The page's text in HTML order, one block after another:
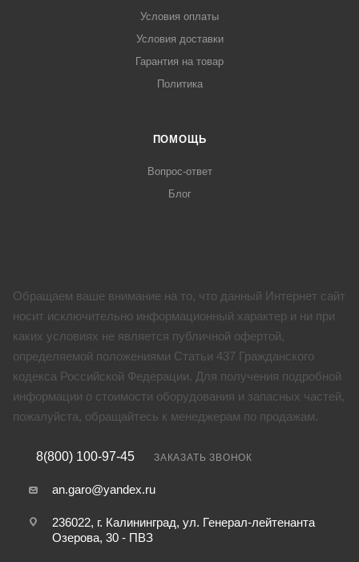
Условия оплаты
Условия доставки
Гарантия на товар
Политика
ПОМОЩЬ
Вопрос-ответ
Блог
Обращаем ваше внимание на то, что данный Интернет сайт
носит исключительно информационный характер и ни при
каких условиях не является публичной офертой,
определяемой положениями Статьи 437 Гражданского
кодекса Российской Федерации. Для получения подробной
информации о стоимости оборудования и запасных частей,
пожалуйста, обращайтесь к менеджерам по продажам.
8(800) 100-97-45 ЗАКАЗАТЬ ЗВОНОК
an.garo@yandex.ru
236022, г. Калининград, ул. Генерал-лейтенанта
Озерова, 30 - ПВЗ